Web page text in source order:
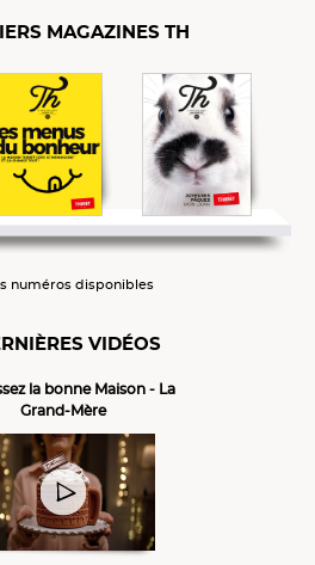
MAGAZINES TH
numéros disponibles
VIDÉOS
la bonne Maison - La
Grand-Mère